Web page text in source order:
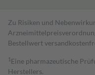
Zu Risiken und
Bestell­wert
1 Eine pharmazeutische
Herstellers.